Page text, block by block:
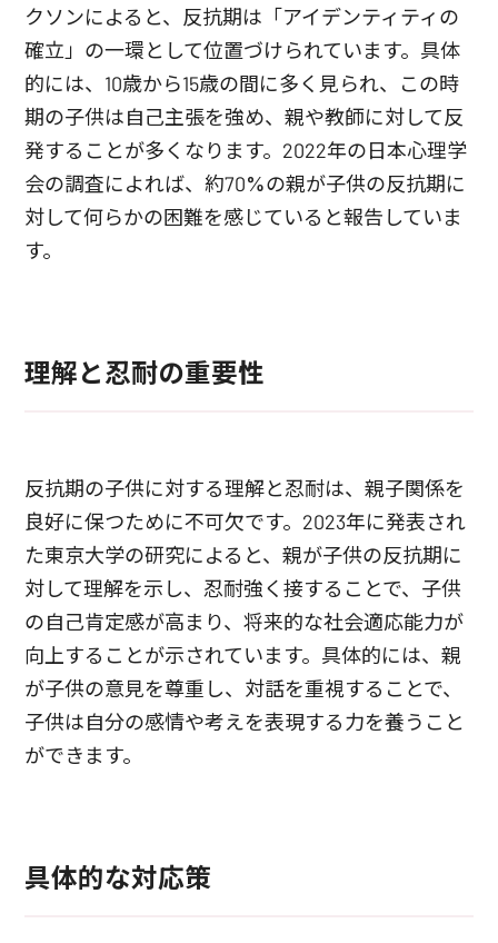
クソンによると、反抗期は「アイデンティティの
確立」の一環として位置づけられています。具体
的には、10歳から15歳の間に多く見られ、この時
期の子供は自己主張を強め、親や教師に対して反
発することが多くなります。2022年の日本心理学
会の調査によれば、約70%の親が子供の反抗期に
対して何らかの困難を感じていると報告していま
す。
理解と忍耐の重要性
反抗期の子供に対する理解と忍耐は、親子関係を
良好に保つために不可欠です。2023年に発表され
た東京大学の研究によると、親が子供の反抗期に
対して理解を示し、忍耐強く接することで、子供
の自己肯定感が高まり、将来的な社会適応能力が
向上することが示されています。具体的には、親
が子供の意見を尊重し、対話を重視することで、
子供は自分の感情や考えを表現する力を養うこと
ができます。
具体的な対応策